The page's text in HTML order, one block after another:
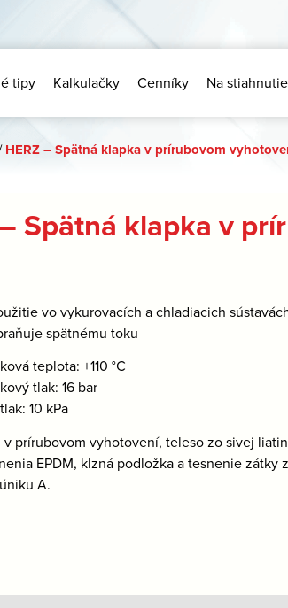
tipy Kalkulačky Cenníky Na stiahnutie
HERZ – Spätná klapka v prírubovom
Spätná klapka v
vo vykurovacích a chladiacich
spätnému toku
teplota: +110 °C
tlak: 16 bar
10 kPa
prírubovom vyhotovení, teleso zo sivej
EPDM, klzná podložka a tesnenie
A.